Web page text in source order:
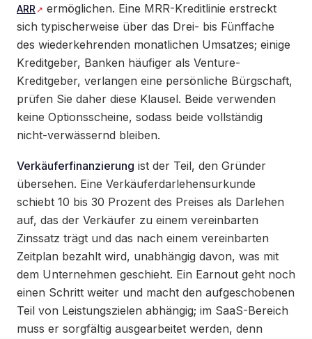
ARR
ermöglichen. Eine MRR-Kreditlinie erstreckt
sich typischerweise über das Drei- bis Fünffache
des wiederkehrenden monatlichen Umsatzes; einige
Kreditgeber, Banken häufiger als Venture-
Kreditgeber, verlangen eine persönliche Bürgschaft,
prüfen Sie daher diese Klausel. Beide verwenden
keine Optionsscheine, sodass beide vollständig
nicht-verwässernd bleiben.
Verkäuferfinanzierung ist der Teil, den Gründer
übersehen. Eine Verkäuferdarlehensurkunde
schiebt 10 bis 30 Prozent des Preises als Darlehen
auf, das der Verkäufer zu einem vereinbarten
Zinssatz trägt und das nach einem vereinbarten
Zeitplan bezahlt wird, unabhängig davon, was mit
dem Unternehmen geschieht. Ein Earnout geht noch
einen Schritt weiter und macht den aufgeschobenen
Teil von Leistungszielen abhängig; im SaaS-Bereich
muss er sorgfältig ausgearbeitet werden, denn